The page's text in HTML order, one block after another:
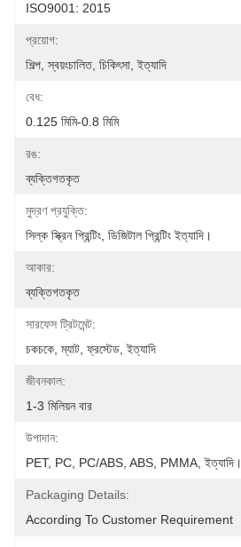
ISO9001: 2015
প্রয়োগ:
শিল্প, স্বয়ংচালিত, চিকিৎসা, ইত্যাদি
বেধ:
0.125 মিমি-0.8 মিমি
রঙ:
ব্যক্তিগতকৃত
মুদ্রণ প্রযুক্তি:
সিল্ক স্ক্রিন প্রিন্টিং, ডিজিটাল প্রিন্টিং ইত্যাদি।
আকার:
ব্যক্তিগতকৃত
সারফেস ট্রিটমেন্ট:
চকচকে, ম্যাট, ফ্রস্টেড, ইত্যাদি
জীবনকাল:
1-3 মিলিয়ন বার
উপাদান:
PET, PC, PC/ABS, ABS, PMMA, ইত্যাদি।
Packaging Details:
According To Customer Requirement